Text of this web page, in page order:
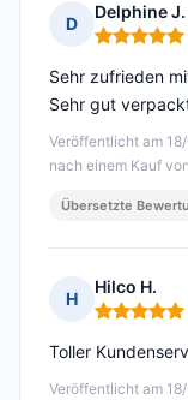
D
Delphine J.
Hinweis: 5
Veröffentlicht am
nach einem Kauf
Sehr zufrieden
Sehr gut
Übersetzte
H
Hilco H.
Hinweis: 5
Veröffentlicht am
Toller